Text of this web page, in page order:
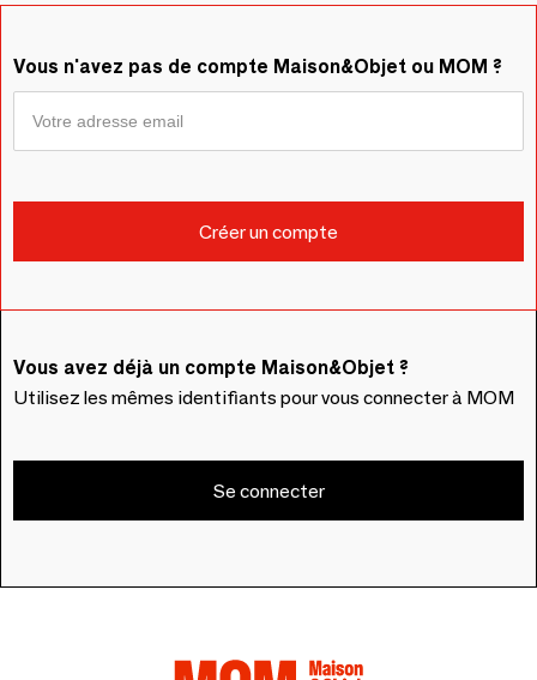
Vous n'avez pas de compte Maison&Objet ou MOM ?
Vous avez déjà un compte Maison&Objet ?
Utilisez les mêmes identifiants pour vous connecter à MOM
Se connecter